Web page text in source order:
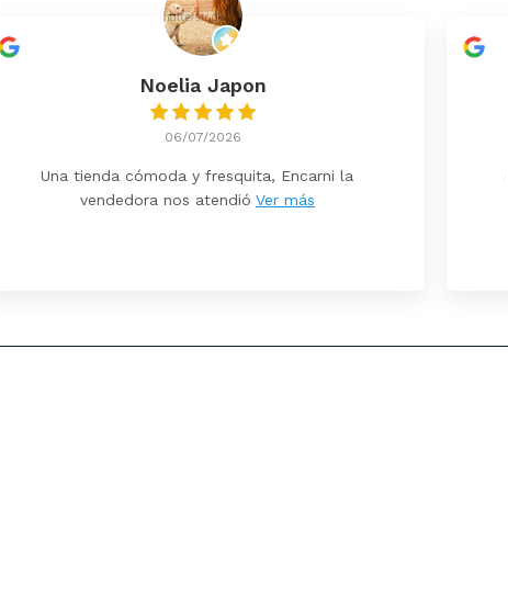
Noelia Japon
06/07/2026
Una tienda cómoda y fresquita, Encarni la
vendedora nos atendió Ver más